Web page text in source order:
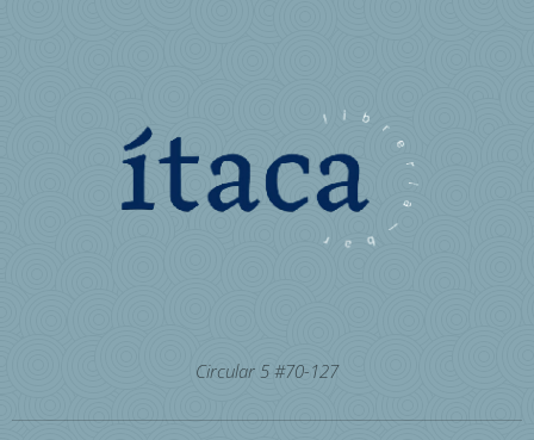
Circular 5 #70-127